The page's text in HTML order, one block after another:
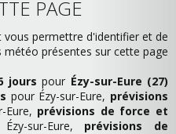
PAGE
permettre d'identifier et de
météo présentes sur cette page
jours pour Ézy-sur-Eure (27)
pour Ézy-sur-Eure, prévisions
Eure, prévisions de force et
sur-Eure, prévisions de